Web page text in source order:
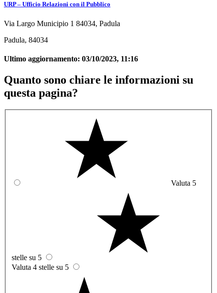
URP – Ufficio Relazioni con il Pubblico
Via Largo Municipio 1 84034, Padula
Padula, 84034
Ultimo aggiornamento: 03/10/2023, 11:16
Quanto sono chiare le informazioni su
questa pagina?
Valuta 5
stelle su 5
Valuta 4 stelle su 5